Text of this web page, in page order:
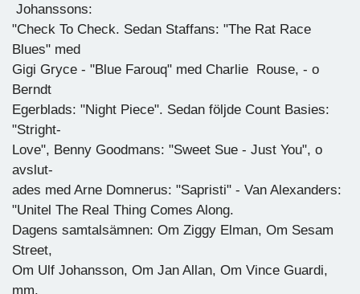
Johanssons:
"Check To Check. Sedan Staffans: "The Rat Race
Blues" med
Gigi Gryce - "Blue Farouq" med Charlie Rouse, - o
Berndt
Egerblads: "Night Piece". Sedan följde Count Basies:
"Stright-
Love", Benny Goodmans: "Sweet Sue - Just You", o
avslut-
ades med Arne Domnerus: "Sapristi" - Van Alexanders:
"Unitel The Real Thing Comes Along.
Dagens samtalsämnen: Om Ziggy Elman, Om Sesam
Street,
Om Ulf Johansson, Om Jan Allan, Om Vince Guardi,
mm.